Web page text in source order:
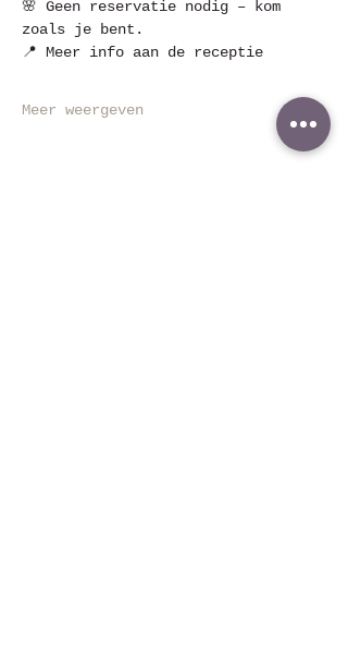
🌸 Geen reservatie nodig – kom
zoals je bent.
📍 Meer info aan de receptie
Meer weergeven